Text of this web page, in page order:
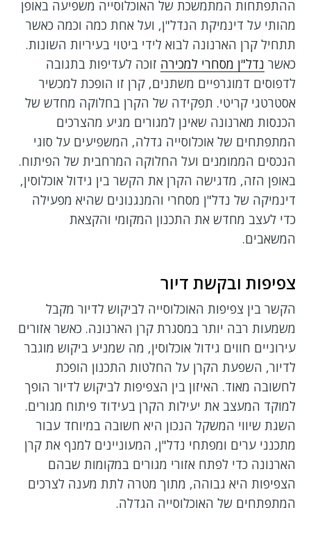
ההתפתחות המתמשכת של האוכלוסייה משפיעה באופן
מהותי על דינמיקת הנדל"ן, ועל אחת כמה וכמה כאשר
תתחיל קרן הארנונה לבוא לידי ביטוי בעיריות השונות.
כאשר נדל"ן מסחרי למכירה זוכה לעדיפות בתגובה
לדפוסים דמוגרפיים משתנים, קרן זו הופכת למכשיר
אסטרטגי קריטי. תפקידה של הקרן בחלוקה מחדש של
הכנסות מארנונה שאינן למגורים מגיע מהצרכים
המתפתחים של אוכלוסייה גדלה, המשפיעים על סוגי
הנכסים הממומנים ועל החלוקה המרחבית של הפיתוח.
באופן הזה, מדגישה הקרן את הקשר בין גידול אוכלוסין,
דינמיקה של נדל"ן מסחרי והמנגנונים שהיא מפעילה
כדי לעצב מחדש את התכנון המקומי והקצאת
המשאבים.
צפיפות ובקשת דיור
הקשר בין צפיפות האוכלוסייה לביקוש לדיור מקבל
משמעות רבה יותר במסגרת קרן הארנונה. כאשר אזורים
עירוניים חווים גידול אוכלוסין, מה שמניע ביקוש מוגבר
לדיור, השפעת הקרן על החלטות התכנון הופכת
לחשובה מאוד. האיזון בין הצפיפות לביקוש לדיור הופך
למוקד המעצב את יעילות הקרן בעידוד פיתוח מגורים.
השגת שיווי המשקל הנכון היא חשובה במיוחד עבור
מתכנני ערים ומפתחי נדל"ן, המעוניינים למנף את קרן
הארנונה כדי לפתח אזורי מגורים במקומות שבהם
הצפיפות היא גבוהה, מתוך מטרה לתת מענה לצרכים
המתפתחים של האוכלוסייה הגדלה.